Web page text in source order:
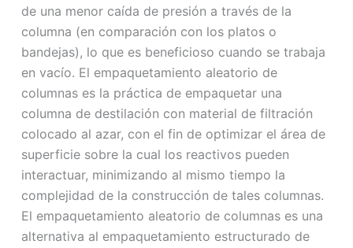
de una menor caída de presión a través de la
columna (en comparación con los platos o
bandejas), lo que es beneficioso cuando se trabaja
en vacío. El empaquetamiento aleatorio de
columnas es la práctica de empaquetar una
columna de destilación con material de filtración
colocado al azar, con el fin de optimizar el área de
superficie sobre la cual los reactivos pueden
interactuar, minimizando al mismo tiempo la
complejidad de la construcción de tales columnas.
El empaquetamiento aleatorio de columnas es una
alternativa al empaquetamiento estructurado de